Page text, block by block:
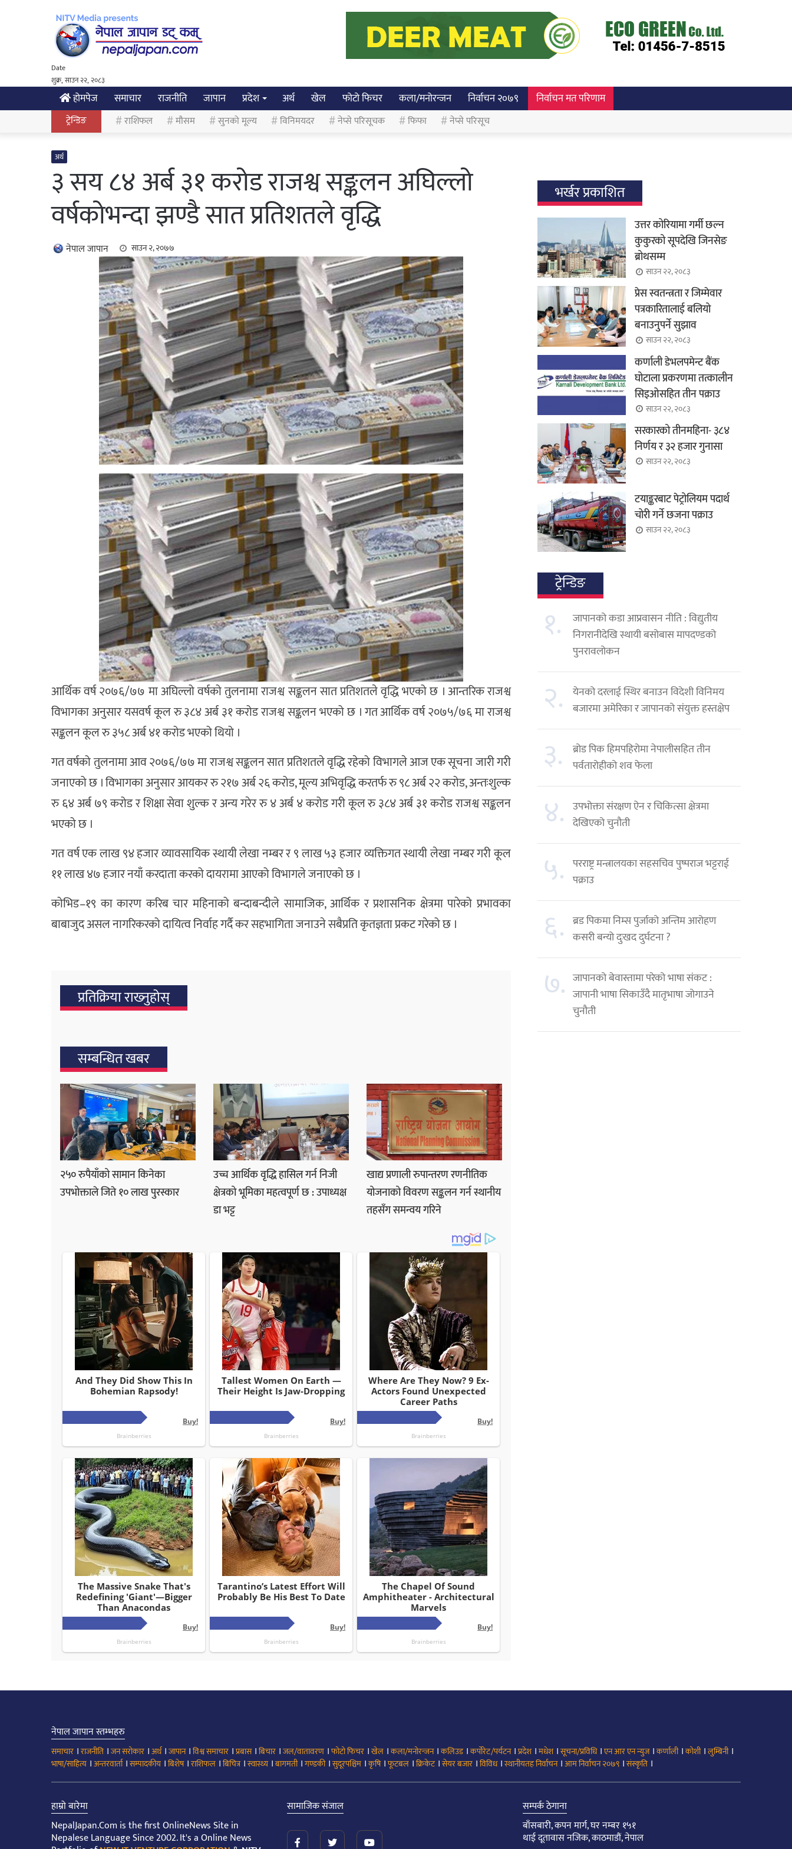
Date
शुक्र, साउन २२, २०८३
होमपेज समाचार राजनीति जापान प्रदेश अर्थ खेल फोटो फिचर कला/मनोरन्जन निर्वाचन २०७९ निर्वाचन मत परिणाम
ट्रेन्डिङ राशिफल मौसम सुनको मूल्य विनिमयदर नेप्से परिसूचक फिफा नेप्से परिसूच
अर्थ
३ सय ८४ अर्ब ३१ करोड राजश्व सङ्कलन अघिल्लो
वर्षकोभन्दा झण्डै सात प्रतिशतले वृद्धि
नेपाल जापान साउन २, २०७७
आर्थिक वर्ष २०७६/७७ मा अघिल्लो वर्षको तुलनामा राजश्व सङ्कलन सात प्रतिशतले वृद्धि भएको छ । आन्तरिक राजश्व
विभागका अनुसार यसवर्ष कूल रु ३८४ अर्ब ३१ करोड राजश्व सङ्कलन भएको छ । गत आर्थिक वर्ष २०७५/७६ मा राजश्व
सङ्कलन कूल रु ३५८ अर्ब ४१ करोड भएको थियो ।
गत वर्षको तुलनामा आव २०७६/७७ मा राजश्व सङ्कलन सात प्रतिशतले वृद्धि रहेको विभागले आज एक सूचना जारी गरी
जनाएको छ । विभागका अनुसार आयकर रु २१७ अर्ब २६ करोड, मूल्य अभिवृद्धि करतर्फ रु ९८ अर्ब २२ करोड, अन्तःशुल्क
रु ६४ अर्ब ७९ करोड र शिक्षा सेवा शुल्क र अन्य गरेर रु ४ अर्ब ४ करोड गरी कूल रु ३८४ अर्ब ३१ करोड राजश्व सङ्कलन
भएको छ ।
गत वर्ष एक लाख ९४ हजार व्यावसायिक स्थायी लेखा नम्बर र ९ लाख ५३ हजार व्यक्तिगत स्थायी लेखा नम्बर गरी कूल
११ लाख ४७ हजार नयाँ करदाता करको दायरामा आएको विभागले जनाएको छ ।
कोभिड–१९ का कारण करिब चार महिनाको बन्दाबन्दीले सामाजिक, आर्थिक र प्रशासनिक क्षेत्रमा पारेको प्रभावका
बाबाजुद असल नागरिकरको दायित्व निर्वाह गर्दै कर सहभागिता जनाउने सबैप्रति कृतज्ञता प्रकट गरेको छ ।
प्रतिक्रिया राख्‍नुहोस्
सम्बन्धित खबर
२५० रुपैयाँको सामान किनेका
उपभोक्ताले जिते १० लाख पुरस्कार
उच्च आर्थिक वृद्धि हासिल गर्न निजी
क्षेत्रको भूमिका महत्वपूर्ण छ : उपाध्यक्ष
डा भट्ट
खाद्य प्रणाली रुपान्तरण रणनीतिक
योजनाको विवरण सङ्कलन गर्न स्थानीय
तहसँग समन्वय गरिने
भर्खर प्रकाशित
उत्तर कोरियामा गर्मी छल्न
कुकुरको सूपदेखि जिनसेङ
ब्रोथसम्म
साउन २२, २०८३
प्रेस स्वतन्त्रता र जिम्मेवार
पत्रकारितालाई बलियो
बनाउनुपर्ने सुझाव
साउन २२, २०८३
कर्णाली डेभलपमेन्ट बैंक
घोटाला प्रकरणमा तत्कालीन
सिइओसहित तीन पक्राउ
साउन २२, २०८३
सरकारको तीनमहिना- ३८४
निर्णय र ३२ हजार गुनासा
साउन २२, २०८३
टयाङ्करबाट पेट्रोलियम पदार्थ
चोरी गर्ने छजना पक्राउ
साउन २२, २०८३
ट्रेन्डिङ
१.
जापानको कडा आप्रवासन नीति : विद्युतीय
निगरानीदेखि स्थायी बसोबास मापदण्डको
पुनरावलोकन
२.
येनको दरलाई स्थिर बनाउन विदेशी विनिमय
बजारमा अमेरिका र जापानको संयुक्त हस्तक्षेप
३.
ब्रोड पिक हिमपहिरोमा नेपालीसहित तीन
पर्वतारोहीको शव फेला
४. उपभोक्ता संरक्षण ऐन र चिकित्सा क्षेत्रमा
देखिएको चुनौती
५. परराष्ट्र मन्त्रालयका सहसचिव पुष्पराज भट्टराई
पक्राउ
६. ब्रड पिकमा निम्स पुर्जाको अन्तिम आरोहण
कसरी बन्यो दुःखद दुर्घटना ?
७. जापानको बेवास्तामा परेको भाषा संकट :
जापानी भाषा सिकाउँदै मातृभाषा जोगाउने
चुनौती
नेपाल जापान स्तम्भहरु
समाचार ।राजनीति ।जन सरोकार ।अर्थ।जापान।विश्व समाचार ।प्रबास।बिचार ।जल/वातावरण ।फोटो फिचर ।खेल ।कला/मनोरन्जन।कलिउड।कर्पोरेट/पर्यटन।प्रदेश।मधेश।सूचना/प्रविधि।एन आर एन न्युज।कर्णाली।कोशी।लुम्बिनी।
भाषा/साहित्य ।अन्तरवार्ता।सम्पादकीय ।बिशेष।राशिफल ।बिचित्र।स्वास्थ्य ।बागमती।गण्डकी।सुदूरपश्चिम ।कृषि।फूटबल ।क्रिकेट।सेयर बजार ।विविध।स्थानीयतह निर्वाचन।आम निर्वाचन २०७९ ।संस्कृति ।
हाम्रो बारेमा
NepalJapan.Com is the first OnlineNews Site in
Nepalese Language Since 2002. It's a Online News
सामाजिक संजाल
सम्पर्क ठेगाना
बाँसबारी, कपन मार्ग, घर नम्बर १५१
थाई दूतावास नजिक, काठमाडौं, नेपाल